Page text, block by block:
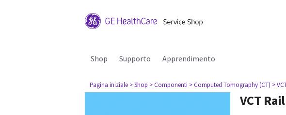
Shop Supporto Apprendimento
Pagina iniziale > Shop > Componenti > Computed Tomography (CT) >
VCT